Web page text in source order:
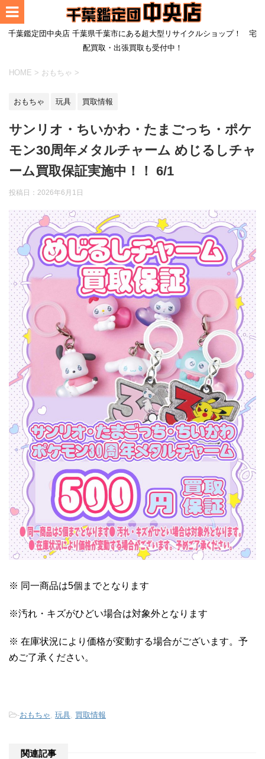
千葉鑑定団中央店 千葉県千葉市にある超大型リサイクルショップ！ 宅
配買取・出張買取も受付中！
HOME > おもちゃ >
おもちゃ 玩具 買取情報
サンリオ・ちいかわ・たまごっち・ポケ
モン30周年メタルチャーム めじるしチャ
ーム買取保証実施中！！ 6/1
投稿日： 2026年6月1日
※ 同一商品は5個までとなります
※汚れ・キズがひどい場合は対象外となります
※ 在庫状況により価格が変動する場合がございます。予
めご了承ください。
-おもちゃ 玩具 買取情報
関連記事